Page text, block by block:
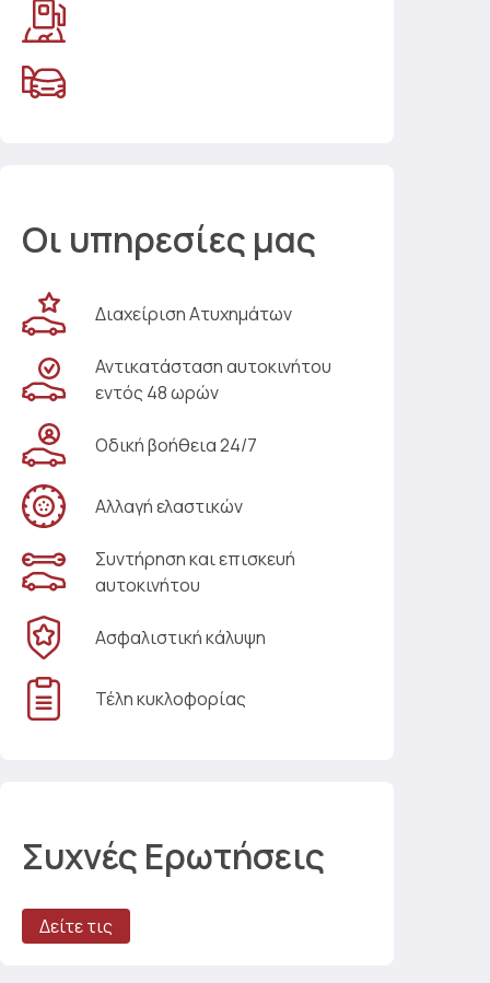
Οι υπηρεσίες μας
Διαχείριση Ατυχημάτων
Αντικατάσταση αυτοκινήτου
εντός 48 ωρών
Οδική βοήθεια 24/7
Αλλαγή ελαστικών
Συντήρηση και επισκευή
αυτοκινήτου
Ασφαλιστική κάλυψη
Τέλη κυκλοφορίας
Συχνές Ερωτήσεις
Δείτε τις